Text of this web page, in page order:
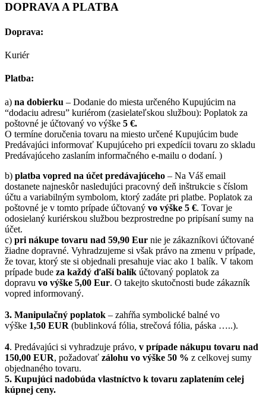
DOPRAVA A PLATBA
Doprava:
Kuriér
Platba:
a) na dobierku – Dodanie do miesta určeného Kupujúcim na
“dodaciu adresu” kuriérom (zasielateľskou službou): Poplatok za
poštovné je účtovaný vo výške 5 €.
O termíne doručenia tovaru na miesto určené Kupujúcim bude
Predávajúci informovať Kupujúceho pri expedícii tovaru zo skladu
Predávajúceho zaslaním informačného e-mailu o dodaní. )
b) platba vopred na účet predávajúceho – Na Váš email
dostanete najneskôr nasledujúci pracovný deň inštrukcie s číslom
účtu a variabilným symbolom, ktorý zadáte pri platbe. Poplatok za
poštovné je v tomto prípade účtovaný vo výške 5 €. Tovar je
odosielaný kuriérskou službou bezprostredne po pripísaní sumy na
účet.
c) pri nákupe tovaru nad 59,90 Eur nie je zákazníkovi účtované
žiadne dopravné. Vyhradzujeme si však právo na zmenu v prípade,
že tovar, ktorý ste si objednali presahuje viac ako 1 balík. V takom
prípade bude za každý ďalší balík účtovaný poplatok za
dopravu vo výške 5,00 Eur. O takejto skutočnosti bude zákazník
vopred informovaný.
3. Manipulačný poplatok – zahŕňa symbolické balné vo
výške 1,50 EUR (bublinková fólia, strečová fólia, páska …..).
4. Predávajúci si vyhradzuje právo, v prípade nákupu tovaru nad
150,00 EUR, požadovať zálohu vo výške 50 % z celkovej sumy
objednaného tovaru.
5. Kupujúci nadobúda vlastníctvo k tovaru zaplatením celej
kúpnej ceny.